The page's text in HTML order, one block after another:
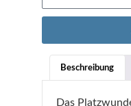
Beschreibung
Das